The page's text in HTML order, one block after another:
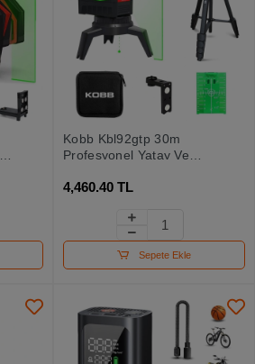
Kobb Kbl92gtp 30m
Profesyonel Yatay Ve
Hizalamalı Yeşil Çapraz
Lazer Distomat
4,460.40 TL
Sepete Ekle